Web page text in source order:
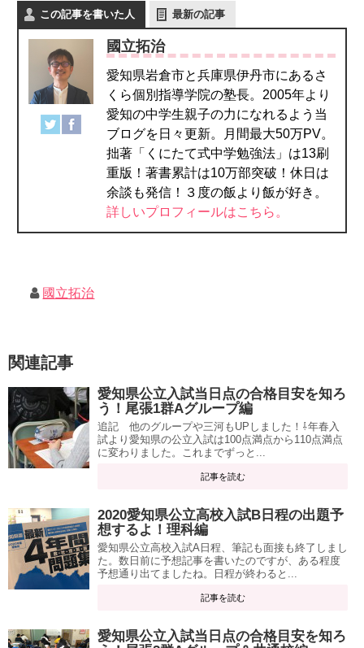
この記事を書いた人 最新の記事
國立拓治
愛知県岩倉市と兵庫県伊丹市にあるさ
くら個別指導学院の塾長。2005年より
愛知の中学生親子の力になれるよう当
ブログを日々更新。月間最大50万PV。
拙著「くにたて式中学勉強法」は13刷
重版！著書累計は10万部突破！休日は
余談も発信！３度の飯より飯が好き。
詳しいプロフィールはこちら。
國立拓治
関連記事
愛知県公立入試当日点の合格目安を知ろ
う！尾張1群Aグループ編
追記 他のグループや三河もUPしました！⇩年春入
試より愛知県の公立入試は100点満点から110点満点
に変わりました。これまでずっと...
記事を読む
2020愛知県公立高校入試B日程の出題予
想するよ！理科編
愛知県公立高校入試A日程、筆記も面接も終了しまし
た。数日前に予想記事を書いたのですが、ある程度
予想通り出てましたね。日程が終わると...
記事を読む
愛知県公立入試当日点の合格目安を知ろ